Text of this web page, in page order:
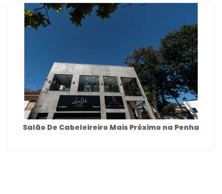
Salão De Cabeleireiro Mais Próximo na Penha